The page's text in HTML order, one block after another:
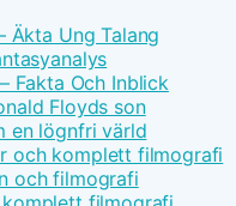
Äkta Ung Talang
Fakta Och Inblick
Floyds son
en lögnfri värld
och komplett filmografi
och filmografi